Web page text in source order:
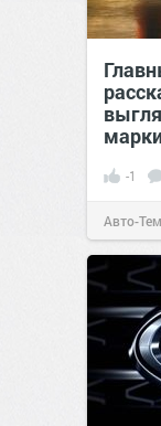
-1
Авто-